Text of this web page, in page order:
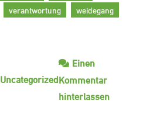
verantwortung
weidegang
Uncategorized
Einen
Kommentar
hinterlassenzu